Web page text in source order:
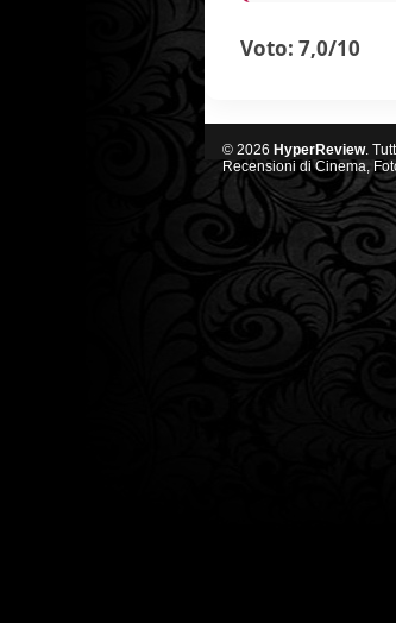
Voto: 7,0/10
© 2026 HyperReview.
Recensioni di Cinema,